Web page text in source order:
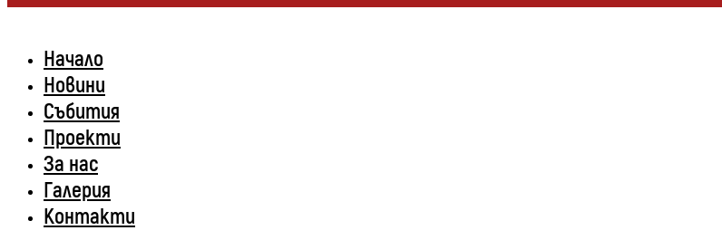
Начало
Новини
Събития
Проекти
За нас
Галерия
Контакти